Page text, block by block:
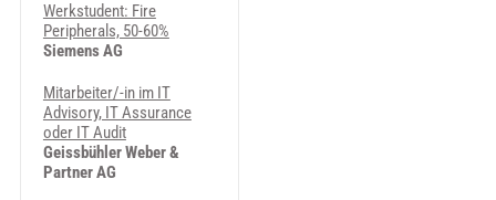
Werkstudent: Fire
Peripherals, 50-60%
Siemens AG
Mitarbeiter/-in im IT
Advisory, IT Assurance
oder IT Audit
Geissbühler Weber &
Partner AG